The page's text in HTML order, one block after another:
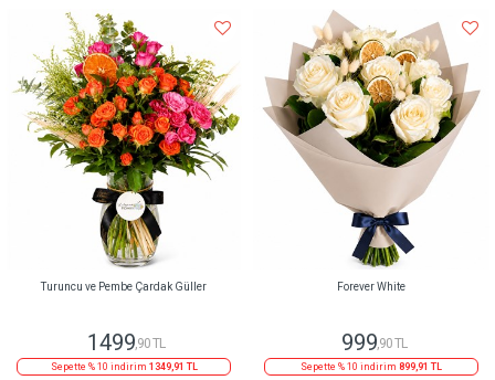
Turuncu ve Pembe Çardak Güller
1499 ,90 TL
Sepette % 10 indirim 1349,91 TL
Forever White
999,90 TL
Sepette % 10 indirim 899,91 TL